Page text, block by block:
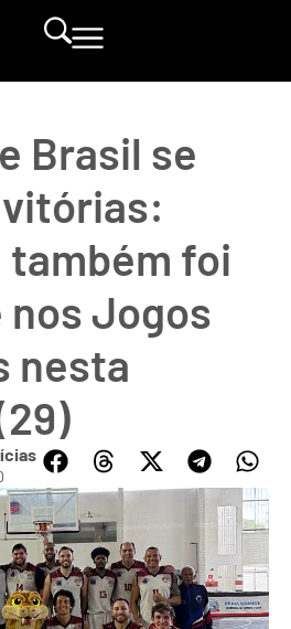
Brasil se
também foi
Jogos
nesta